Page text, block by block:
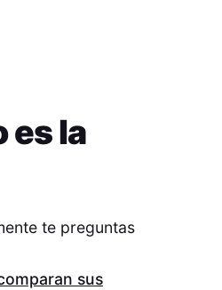
es la
te preguntas
sus